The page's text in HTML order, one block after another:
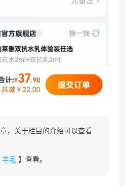
，关于栏目的介绍可以查看
羊毛 】查看。